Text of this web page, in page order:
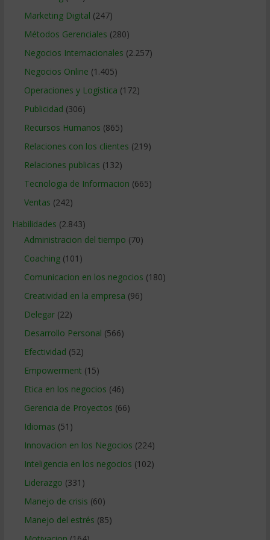
Marketing Digital (247)
Métodos Gerenciales (280)
Negocios Internacionales (2.257)
Negocios Online (1.405)
Operaciones y Logística (172)
Publicidad (306)
Recursos Humanos (865)
Relaciones con los clientes (219)
Relaciones publicas (132)
Tecnologia de Informacion (665)
Ventas (242)
Habilidades (2.843)
Administracion del tiempo (70)
Coaching(101)
Comunicacion en los negocios (180)
Creatividad en la empresa (96)
Delegar(22)
Desarrollo Personal (566)
Efectividad (52)
Empowerment (15)
Etica en los negocios (46)
Gerencia de Proyectos (66)
Idiomas (51)
Innovacion en los Negocios (224)
Inteligencia en los negocios (102)
Liderazgo (331)
Manejo de crisis (60)
Manejo del estrés (85)